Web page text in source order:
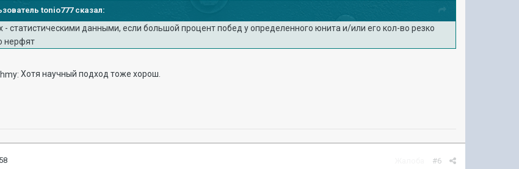
tonio777 сказал:
- статистическими данными, если большой процент побед у определенного юнита и/или его кол-во резко
нерфят
Хотя научный подход тоже хорош.
#6